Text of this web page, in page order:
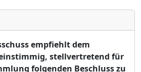
empfiehlt dem
stellvertretend für
folgenden Beschluss zu